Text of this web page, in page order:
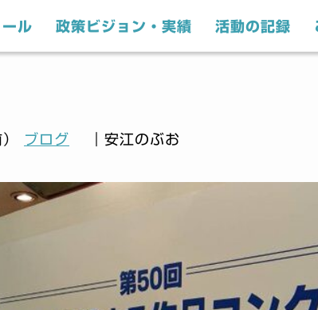
ル 政策ビジョン・実績 活動の記録
ブログ ｜安江のぶお